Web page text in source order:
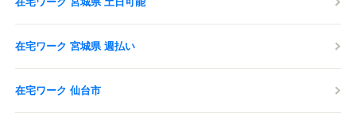
在宅ワーク 宮城県 週払い
在宅ワーク 仙台市